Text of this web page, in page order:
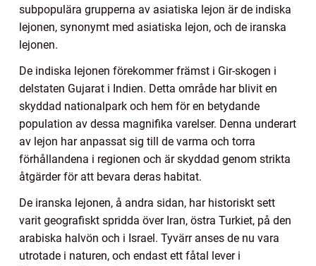
subpopulära grupperna av asiatiska lejon är de indiska
lejonen, synonymt med asiatiska lejon, och de iranska
lejonen.
De indiska lejonen förekommer främst i Gir-skogen i
delstaten Gujarat i Indien. Detta område har blivit en
skyddad nationalpark och hem för en betydande
population av dessa magnifika varelser. Denna underart
av lejon har anpassat sig till de varma och torra
förhållandena i regionen och är skyddad genom strikta
åtgärder för att bevara deras habitat.
De iranska lejonen, å andra sidan, har historiskt sett
varit geografiskt spridda över Iran, östra Turkiet, på den
arabiska halvön och i Israel. Tyvärr anses de nu vara
utrotade i naturen, och endast ett fåtal lever i